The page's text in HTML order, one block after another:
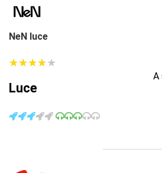
NeN luce
★★★★★
★★★★★
Luce
A